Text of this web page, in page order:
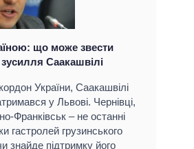
що може звести
зусилля Саакашвілі
України, Саакашвілі
у Львові. Чернівці,
Франківськ – не останні
гастролей грузинського
знайде підтримку його